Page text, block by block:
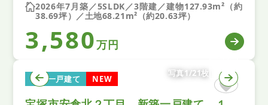
2026年7月築／5SLDK／3階建／建物127.93m²（約
38.69坪）／土地68.21m²（約20.63坪）
3,580万円
新築一戸建て NEW
写真1/21枚